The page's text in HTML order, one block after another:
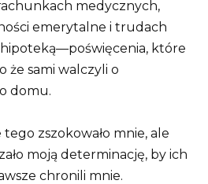
medycznych,
emerytalne i trudach
które
że sami walczyli o
domu.
zszokowało mnie, ale
moją determinację, by ich
chronili mnie.